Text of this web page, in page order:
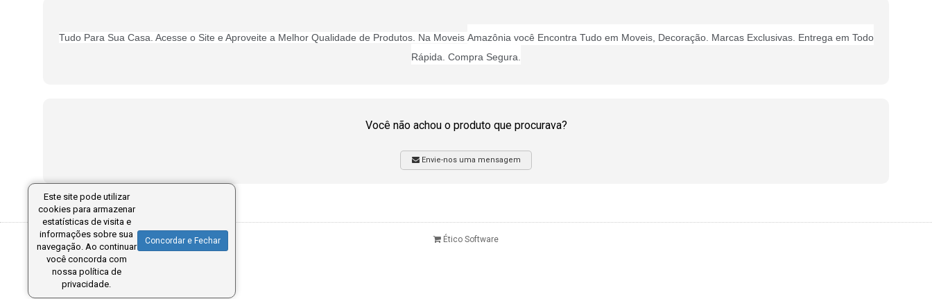
Tudo Para Sua Casa . Acesse o Site e Aproveite a Melhor Qualidade de Produtos. Na Moveis Amazônia você Encontra Tudo em Moveis, Decoração. Marcas Exclusivas. Entrega em Todo
Rápida. Compra Segura.
Você não achou o produto que procurava?
Envie-nos uma mensagem
Ético Software
Este site pode utilizar
cookies para armazenar
estatísticas de visita e
informações sobre sua
navegação. Ao continuar
você concorda com
nossa política de
privacidade.
Concordar e Fechar